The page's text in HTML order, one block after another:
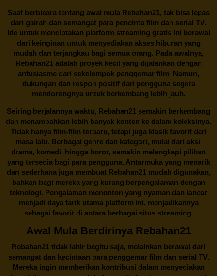
Saat berbicara tentang awal mula Rebahan21, tak bisa lepas
dari gairah dan semangat para pencinta film dan serial TV.
Ide untuk menciptakan platform streaming gratis ini berawal
dari keinginan untuk menyediakan akses hiburan yang
mudah dan terjangkau bagi semua orang. Pada awalnya,
Rebahan21 adalah proyek kecil yang dijalankan dengan
antusiasme dari sekelompok penggemar film. Namun,
dukungan dan respon positif dari pengguna segera
mendorongnya untuk berkembang lebih jauh.
Seiring berjalannya waktu, Rebahan21 semakin berkembang
dan menambahkan lebih banyak konten ke dalam koleksinya.
Tidak hanya film-film terbaru, tetapi juga klasik favorit dari
masa lalu. Berbagai genre dan kategori, mulai dari aksi,
drama, komedi, hingga horor, semakin melengkapi pilihan
yang tersedia bagi para pengguna. Antarmuka yang menarik
dan sederhana juga membuatRebahan21mudah digunakan,
bahkan bagi mereka yang kurang berpengalaman dengan
teknologi. Pengalaman menonton yang nyaman dan lancar
menjadi daya tarik utama platform ini, menjadikannya
sebagai favorit di antara berbagai situs streaming.
Awal Mula Berdirinya Rebahan21
Rebahan21 tidak lahir begitu saja, melainkan berawal dari
semangat dan kecintaan para penggemar film dan serial TV.
Mereka ingin memberikan kontribusi dalam menyediakan